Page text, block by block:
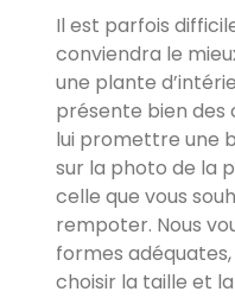
Il est parfois
conviendra le
une plante
présente bien
lui promettre une
sur la photo de la
celle que vous
rempoter. Nous
formes adéquates,
choisir la taille et